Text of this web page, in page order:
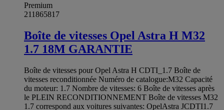
Premium
211865817
Boîte de vitesses Opel Astra H M32
1.7 18M GARANTIE
Boîte de vitesses pour Opel Astra H CDTI_1.7 Boîte de
vitesses reconditionnée Numéro de catalogue:M32 Capacité
du moteur: 1.7 Nombre de vitesses: 6 Boîte de vitesses après
le PLEIN RECONDITIONNEMENT Boîte de vitesses M32
1.7 correspond aux voitures suivantes: OpelAstra JCDTI1.7